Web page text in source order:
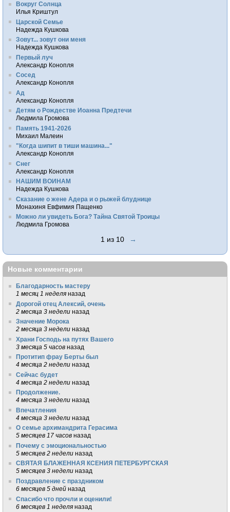
Вокруг Солнца
Илья Криштул
Царской Семье
Надежда Кушкова
Зовут... зовут они меня
Надежда Кушкова
Первый луч
Александр Конопля
Сосед
Александр Конопля
Ад
Александр Конопля
Детям о Рождестве Иоанна Предтечи
Людмила Громова
Память 1941-2026
Михаил Малеин
"Когда шипит в тиши машина..."
Александр Конопля
Снег
Александр Конопля
НАШИМ ВОИНАМ
Надежда Кушкова
Сказание о жене Адера и о рыжей блуднице
Монахиня Евфимия Пащенко
Можно ли увидеть Бога? Тайна Святой Троицы
Людмила Громова
1 из 10 →
Новые комментарии
Благодарность мастеру
1 месяц 1 неделя назад
Дорогой отец Алексий, очень
2 месяца 3 недели назад
Значение Морока
2 месяца 3 недели назад
Храни Господь на путях Вашего
3 месяца 5 часов назад
Протитип фрау Берты был
4 месяца 2 недели назад
Сейчас будет
4 месяца 2 недели назад
Продолжение.
4 месяца 3 недели назад
Впечатления
4 месяца 3 недели назад
О семье архимандрита Герасима
5 месяцев 17 часов назад
Почему с эмоциональностью
5 месяцев 2 недели назад
СВЯТАЯ БЛАЖЕННАЯ КСЕНИЯ ПЕТЕРБУРГСКАЯ
5 месяцев 3 недели назад
Поздравление с праздником
6 месяцев 5 дней назад
Спасибо что прочли и оценили!
6 месяцев 1 неделя назад